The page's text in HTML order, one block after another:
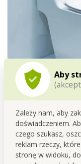
Aby
Zależy nam, aby
doświadczeniem.
czego szukasz,
reklam rzeczy,
stronę w widoku,
Nie musisz się już
Poradzi sobie
Rozpyl aktywną